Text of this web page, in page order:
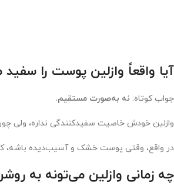
آیا واقعاً وازلین پوست را
جواب کوتاه: نه به‌صورت مستقیم.
وازلین خودش خاصیت سفیدکنندگی نداره، ولی
در واقع، وقتی پوست خشک و آسیب‌دیده باشه،
چه زمانی وازلین می‌تونه به